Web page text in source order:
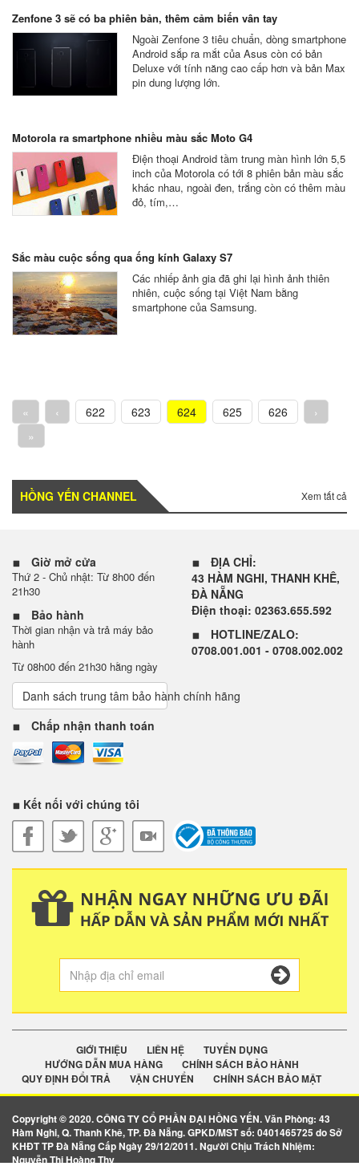
Zenfone 3 sẽ có ba phiên bản, thêm cảm biến vân tay
Ngoài Zenfone 3 tiêu chuẩn, dòng smartphone
Android sắp ra mắt của Asus còn có bản
Deluxe với tính năng cao cấp hơn và bản Max
pin dung lượng lớn.
Motorola ra smartphone nhiều màu sắc Moto G4
Điện thoại Android tầm trung màn hình lớn 5,5
inch của Motorola có tới 8 phiên bản màu sắc
khác nhau, ngoài đen, trắng còn có thêm màu
đỏ, tím,…
Sắc màu cuộc sống qua ống kính Galaxy S7
Các nhiếp ảnh gia đã ghi lại hình ảnh thiên
nhiên, cuộc sống tại Việt Nam bằng
smartphone của Samsung.
« ‹ 622 623 624 625 626
›
»
HỒNG YẾN CHANNEL Xem tất cả
Giờ mở cửa
Thứ 2 - Chủ nhật: Từ 8h00 đến
21h30
Bảo hành
Thời gian nhận và trả máy bảo
hành
Từ 08h00 đến 21h30 hằng ngày
Danh sách trung tâm bảo hành chính hãng
Chấp nhận thanh toán
ĐỊA CHỈ:
43 HÀM NGHI, THANH KHÊ,
ĐÀ NẴNG
Điện thoại: 02363.655.592
HOTLINE/ZALO:
0708.001.001 - 0708.002.002
Kết nối với chúng tôi
GIỚI THIỆU LIÊN HỆ
TUYỂN DỤNG
HƯỚNG DẪN MUA HÀNG
CHÍNH SÁCH BẢO HÀNH
QUY ĐỊNH ĐỔI TRẢ
VẬN CHUYỂN CHÍNH SÁCH BẢO MẬT
Copyright © 2020. CÔNG TY CỔ PHẦN ĐẠI HỒNG YẾN. Văn Phòng: 43
Hàm Nghi, Q. Thanh Khê, TP. Đà Nẵng. GPKD/MST số: 0401465725 do Sở
KHĐT TP Đà Nẵng Cấp Ngày 29/12/2011. Người Chịu Trách Nhiệm:
Nguyễn Thị Hoàng Thy